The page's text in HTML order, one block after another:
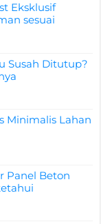
Eksklusif
sesuai
Susah Ditutup?
Minimalis Lahan
Panel Beton